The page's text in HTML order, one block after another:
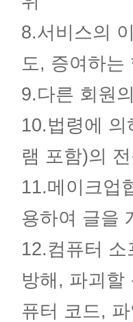
8.서비스의
도, 증여하는
9.다른 회원
10.법령에
램 포함)의
11.메이크업
용하여 글을
12.컴퓨터
방해, 파괴할
퓨터 코드,